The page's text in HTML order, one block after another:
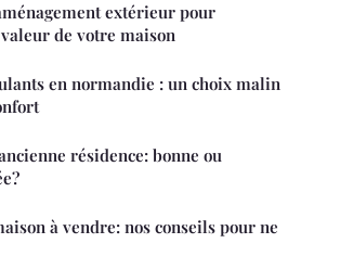
extérieur pour
de votre maison
en normandie : un choix malin
résidence: bonne ou
à vendre: nos conseils pour ne